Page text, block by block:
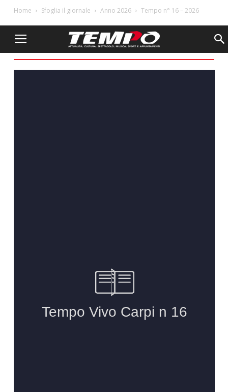
Home Sfoglia il giornale Anno 2026 Tempo n° 16 – 2026
Tempo n° 16 – 2026